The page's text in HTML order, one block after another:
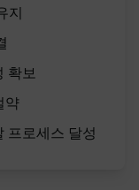
지
확보
약
프로세스 달성